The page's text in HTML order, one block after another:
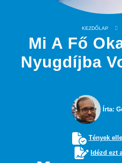
KEZDŐLAP
Mi A Fő
Nyugdíjba
Írta:
Tények
Idézd ezt